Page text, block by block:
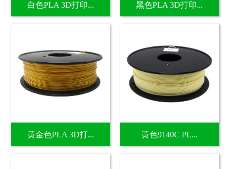
白色PLA 3D打印... 黑色PLA 3D打印...
黄金色PLA 3D打... 黄色9140C PL...